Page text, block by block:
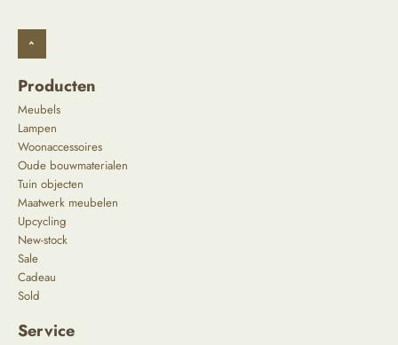
^
Producten
Meubels
Lampen
Woonaccessoires
Oude bouwmaterialen
Tuin objecten
Maatwerk meubelen
Upcycling
New-stock
Sale
Cadeau
Sold
Service